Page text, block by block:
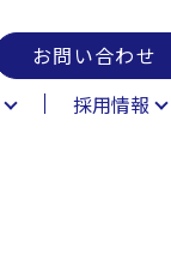
採用情報
お問い合わせ